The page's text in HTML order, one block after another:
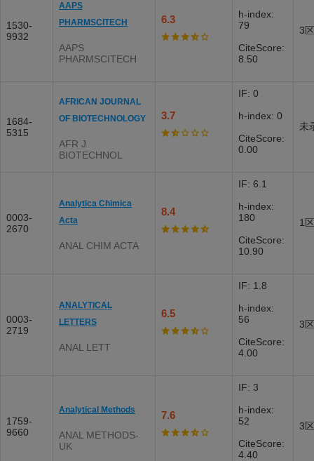
1530-
9932
AAPS
PHARMSCITECH
AAPS
PHARMSCITECH
6.3
h-index:
79
CiteScore:
8.50
3区
1684-
5315
AFRICAN JOURNAL
OF BIOTECHNOLOGY
AFR J
BIOTECHNOL
3.7
IF: 0
h-index: 0
CiteScore:
0.00
未
0003-
2670
Analytica Chimica
Acta
ANAL CHIM ACTA
8.4
IF: 6.1
h-index:
180
CiteScore:
10.90
1区
0003-
2719
ANALYTICAL
LETTERS
ANAL LETT
6.5
IF: 1.8
h-index:
56
CiteScore:
4.00
3区
1759-
9660
Analytical Methods
ANAL METHODS-
UK
7.6
IF: 3
h-index:
52
CiteScore:
4.40
3区